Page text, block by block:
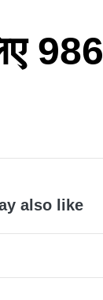
986
also like